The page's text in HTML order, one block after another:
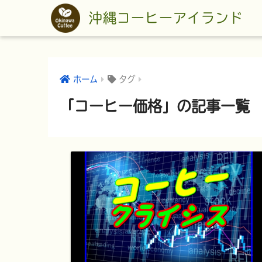
沖縄コーヒーアイランド
ホーム タグ
「コーヒー価格」の記事一覧